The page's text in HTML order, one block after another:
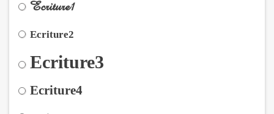
Ecriture1
Ecriture2
Ecriture3
Ecriture4